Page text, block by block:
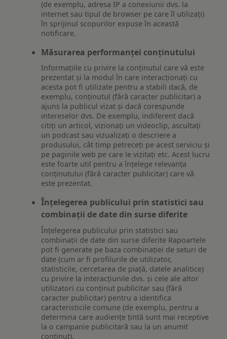
(de exemplu, adresa IP a conexiunii dvs. la
internet sau tipul de browser pe care îl utilizați)
în sprijinul scopurilor expuse în această
notificare.
Măsurarea performanței conținutului
Informațiile cu privire la conținutul care vă este
prezentat și la modul în care interacționați cu
acesta pot fi utilizate pentru a stabili dacă, de
exemplu, conținutul (fără caracter publicitar) a
ajuns la publicul vizat și dacă corespunde
intereselor dvs. De exemplu, indiferent dacă
citiți un articol, vizionați un videoclip, ascultați
un podcast sau vizualizați o descriere a
produsului, cât timp petreceți pe acest serviciu și
pe paginile web pe care le vizitați etc. Acest lucru
este foarte util pentru a înțelege relevanța
conținutului (fără caracter publicitar) care vă
este prezentat.
Înțelegerea publicului prin statistici sau
combinații de date din surse diferite
Înțelegerea publicului prin statistici sau
combinații de date din surse diferite Rapoartele
pot fi generate pe baza combinației de seturi de
date (cum ar fi profilurile de utilizator,
statisticile, cercetarea de piață, datele analitice)
cu privire la interacțiunile dvs. și cele ale altor
utilizatori cu conținut publicitar sau (fără
caracter publicitar) pentru a identifica
caracteristicile comune (de exemplu, pentru a
determina care audiențe țintă sunt mai receptive
la o campanie publicitară sau la un anumit
conținut).